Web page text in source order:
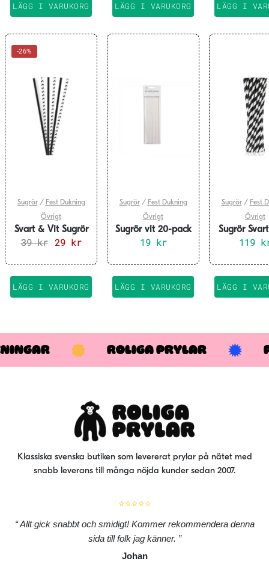
LÄGG I VARUKORG LÄGG I VARUKORG LÄGG I
-26%
Sugrör/ Fest Dukning
Övrigt
Svart & Vit Sugrör
50-pack
39kr
Det
ursprungliga
priset
29 krDet
nuvarande
priset
29 kr.
LÄGG I VARUKORG
Sugrör/ Fest Dukning
Övrigt
Sugrör vit 20-pack
19 kr
LÄGG I VARUKORG
Sugrör/ Fest
Övrigt
Sugrör
Randiga
119
LÄGG I
ROLIGA PRYLAR
Klassiska svenska butiken som levererat prylar på nätet med
snabb leverans till många nöjda kunder sedan 2007.
⭐⭐⭐⭐⭐
Allt gick snabbt och smidigt! Kommer rekommendera denna
sida till folk jag känner.
Johan